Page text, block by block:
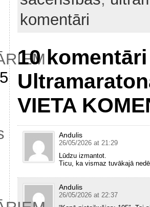
komentāri
10
VIETA
Andulis
26/05/2026 at 21:29
Lūdzu izmantot.
Ticu, ka vismaz tuvākajā
Andulis
26/05/2026 at 22:37